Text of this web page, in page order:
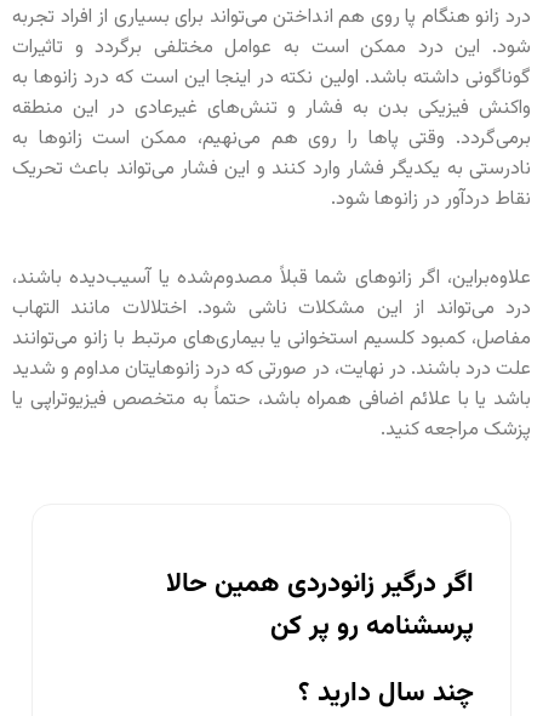
درد زانو هنگام پا روی هم انداختن می‌تواند برای بسیاری از افراد تجربه
شود. این درد ممکن است به عوامل مختلفی برگردد و تاثیرات
گوناگونی داشته باشد. اولین نکته در اینجا این است که درد زانوها به
واکنش فیزیکی بدن به فشار و تنش‌های غیرعادی در این منطقه
برمی‌گردد. وقتی پاها را روی هم می‌نهیم، ممکن است زانوها به
نادرستی به یکدیگر فشار وارد کنند و این فشار می‌تواند باعث تحریک
نقاط دردآور در زانوها شود.
علاوه‌براین، اگر زانوهای شما قبلاً مصدوم‌شده یا آسیب‌دیده باشند،
درد می‌تواند از این مشکلات ناشی شود. اختلالات مانند التهاب
مفاصل، کمبود کلسیم استخوانی یا بیماری‌های مرتبط با زانو می‌توانند
علت درد باشند. در نهایت، در صورتی که درد زانوهایتان مداوم و شدید
باشد یا با علائم اضافی همراه باشد، حتماً به متخصص فیزیوتراپی یا
پزشک مراجعه کنید.